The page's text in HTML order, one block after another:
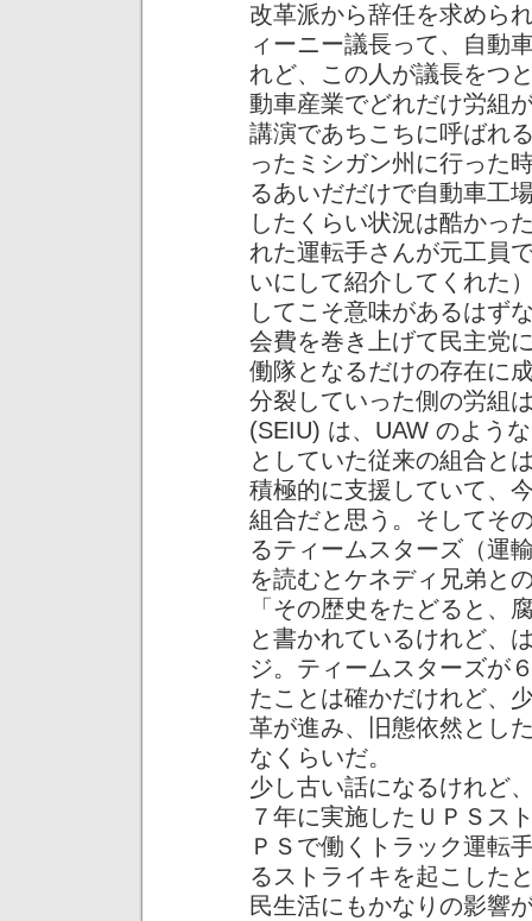
改革派から辞任を求めら
ィーニー議長って、自動
れど、この人が議長をつ
動車産業でどれだけ労組
講演であちこちに呼ばれ
ったミシガン州に行った
るあいだだけで自動車工
したくらい状況は酷かっ
れた運転手さんが元工員
いにして紹介してくれた
してこそ意味があるはず
会費を巻き上げて民主党
働隊となるだけの存在に
分裂していった側の労組
(SEIU) は、UAW のよう
としていた従来の組合と
積極的に支援していて、
組合だと思う。そしてそ
るティームスターズ（運
を読むとケネディ兄弟と
「その歴史をたどると、
と書かれているけれど、
ジ。ティームスターズが
たことは確かだけれど、
革が進み、旧態依然とし
なくらいだ。
少し古い話になるけれど
７年に実施したＵＰＳス
ＰＳで働くトラック運転
るストライキを起こした
民生活にもかなりの影響